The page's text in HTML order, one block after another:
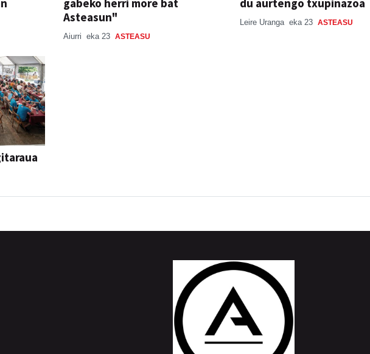
gabeko herri more bat
Asteasun"
Aiurri eka 23 ASTEASU
du aurtengo txupinazoa
Leire Uranga eka 23 ASTEASU